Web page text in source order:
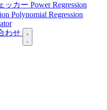
ッカー Power Regression
Polynomial Regression
わせ